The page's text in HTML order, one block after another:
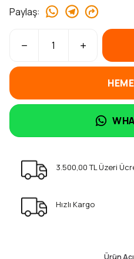
Paylaş:
3.500,00 TL Üzeri
Hızlı Kargo
Ürün